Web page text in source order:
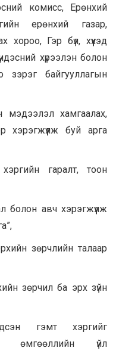
комисс, Ерөнхий
ерөнхий газар,
Гэр бүл, хүүхэд
хүрээлэн болон
байгууллагын
мэдээлэл хамгаалах,
хэрэгжүүлж буй арга
гаралт, тоон
болон авч хэрэгжүүлж
зөрчлийн талаар
зөрчил ба эрх зүйн
гэмт хэргийг
өмгөөллийн үйл